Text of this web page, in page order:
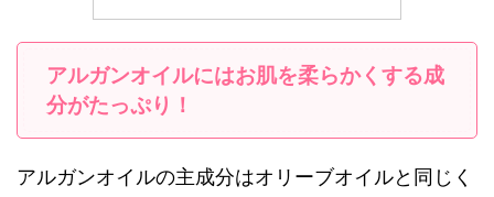
アルガンオイルにはお肌を柔らかくする成
分がたっぷり！
アルガンオイルの主成分はオリーブオイルと同じく